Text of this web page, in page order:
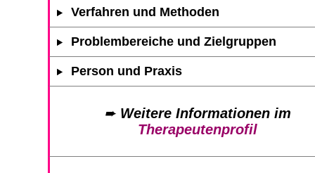
Verfahren und Methoden
Problembereiche und Zielgruppen
Person und Praxis
➨ Weitere Informationen im
Therapeutenprofil